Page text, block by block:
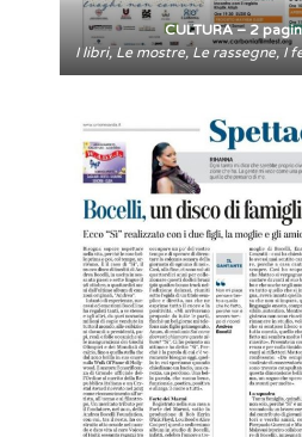
CULTURA – 2
I libri, Le mostre, Le rassegne, I